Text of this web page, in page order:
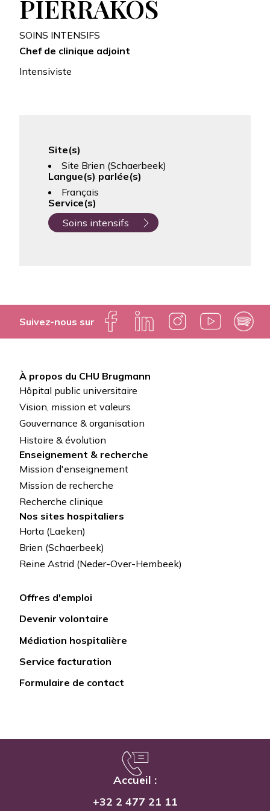
PIERRAKOS
SOINS INTENSIFS
Chef de clinique adjoint
Intensiviste
Site(s)
Site Brien (Schaerbeek)
Langue(s) parlée(s)
Français
Service(s)
Soins intensifs
Suivez-nous sur
Pied
de
page
À propos du CHU Brugmann
Hôpital public universitaire
Vision, mission et valeurs
Gouvernance & organisation
Histoire & évolution
Enseignement & recherche
Mission d'enseignement
Mission de recherche
Recherche clinique
Nos sites hospitaliers
Horta (Laeken)
Brien (Schaerbeek)
Reine Astrid (Neder-Over-Hembeek)
Lien
rapide
Offres d'emploi
Devenir volontaire
Médiation hospitalière
Service facturation
Formulaire de contact
Accueil :
+32 2 477 21 11